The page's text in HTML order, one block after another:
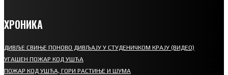
ХРОНИКА
ДИВЉЕ СВИЊЕ ПОНОВО ДИВЉАЈУ У СТУДЕНИЧКОМ КРАЈУ (ВИДЕО)
УГАШЕН ПОЖАР КОД УШЋА
ПОЖАР КОД УШЋА, ГОРИ РАСТИЊЕ И ШУМА